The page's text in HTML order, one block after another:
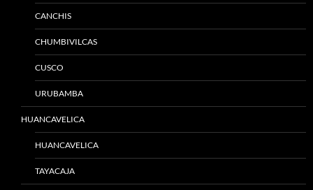
CANCHIS
CHUMBIVILCAS
CUSCO
URUBAMBA
HUANCAVELICA
HUANCAVELICA
TAYACAJA